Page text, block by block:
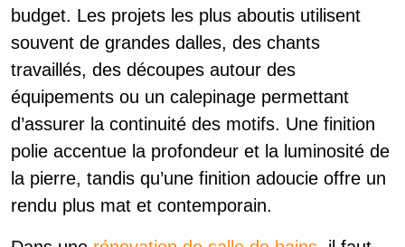
budget. Les projets les plus aboutis utilisent
souvent de grandes dalles, des chants
travaillés, des découpes autour des
équipements ou un calepinage permettant
d’assurer la continuité des motifs. Une finition
polie accentue la profondeur et la luminosité de
la pierre, tandis qu’une finition adoucie offre un
rendu plus mat et contemporain.